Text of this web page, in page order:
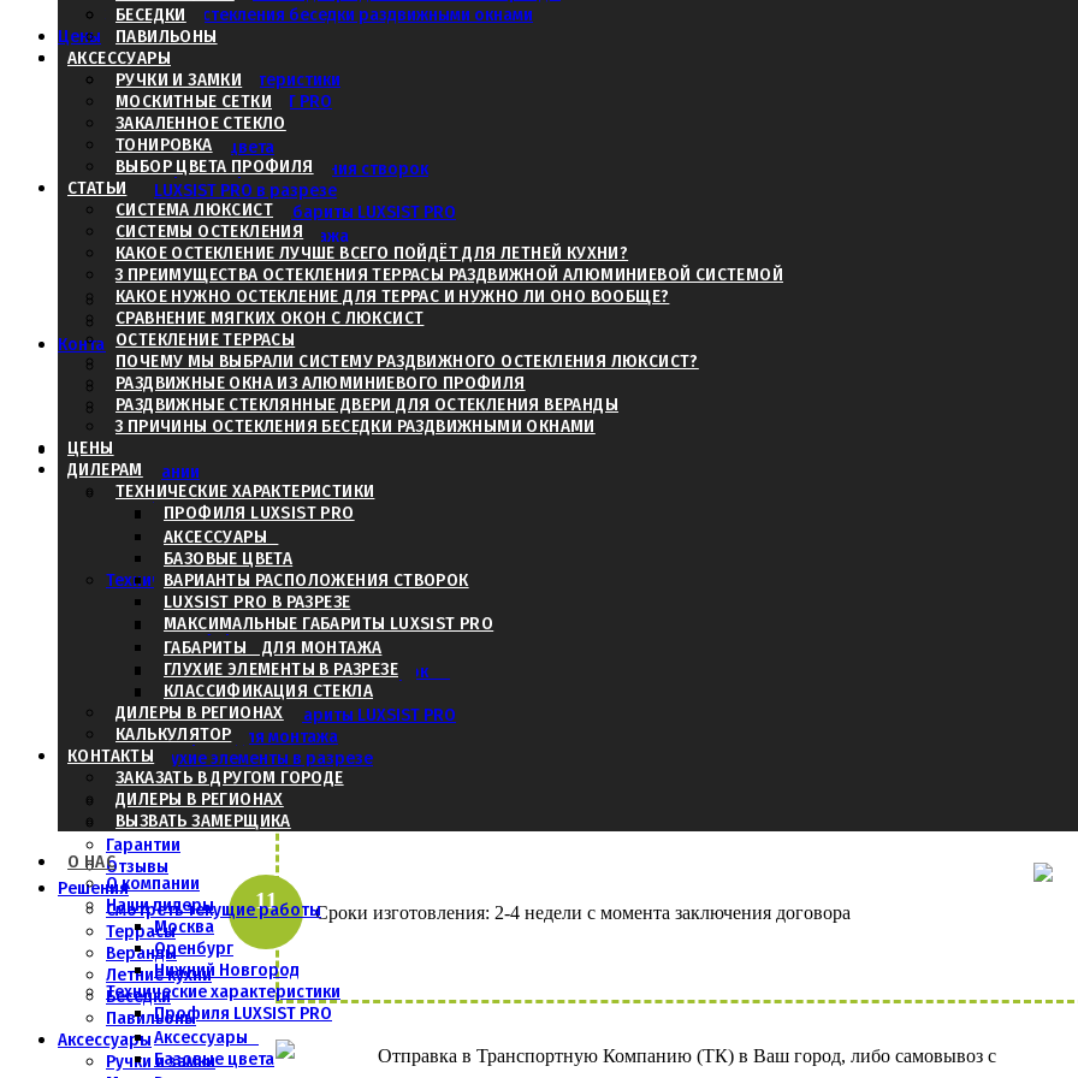
3 причины остекления беседки раздвижными окнами
Цены
Дилерам
Технические характеристики
Профиля LUXSIST PRO
Аксессуары
Базовые цвета
Варианты расположения створок
LUXSIST PRO в разрезе
Максимальные габариты LUXSIST PRO
Габариты для монтажа
Глухие элементы в разрезе
Классификация стекла
Дилеры в регионах
Калькулятор
Контакты
Заказать в другом городе
Дилеры в регионах
Вызвать замерщика
О нас
О компании
Наши дилеры
Москва
Оренбург
Нижний Новгород
Технические характеристики
Профиля LUXSIST PRO
Аксессуары
Базовые цвета
Варианты расположения створок
LUXSIST PRO в разрезе
Максимальные габариты LUXSIST PRO
Габариты для монтажа
Глухие элементы в разрезе
Классификация стекла
Этапы работы
Безопасность
Гарантии
Отзывы
Решения
Смотреть текущие работы
Террасы
Веранды
Летние кухни
Беседки
Павильоны
Аксессуары
Ручки и замки
БЕСЕДКИ
ПАВИЛЬОНЫ
АКСЕССУАРЫ
РУЧКИ И ЗАМКИ
МОСКИТНЫЕ СЕТКИ
ЗАКАЛЕННОЕ СТЕКЛО
ТОНИРОВКА
ВЫБОР ЦВЕТА ПРОФИЛЯ
СТАТЬИ
СИСТЕМА ЛЮКСИСТ
СИСТЕМЫ ОСТЕКЛЕНИЯ
КАКОЕ ОСТЕКЛЕНИЕ ЛУЧШЕ ВСЕГО ПОЙДЁТ ДЛЯ ЛЕТНЕЙ КУХНИ?
3 ПРЕИМУЩЕСТВА ОСТЕКЛЕНИЯ ТЕРРАСЫ РАЗДВИЖНОЙ АЛЮМИНИЕВОЙ СИСТЕМОЙ
КАКОЕ НУЖНО ОСТЕКЛЕНИЕ ДЛЯ ТЕРРАС И НУЖНО ЛИ ОНО ВООБЩЕ?
СРАВНЕНИЕ МЯГКИХ ОКОН С ЛЮКСИСТ
ОСТЕКЛЕНИЕ ТЕРРАСЫ
ПОЧЕМУ МЫ ВЫБРАЛИ СИСТЕМУ РАЗДВИЖНОГО ОСТЕКЛЕНИЯ ЛЮКСИСТ?
РАЗДВИЖНЫЕ ОКНА ИЗ АЛЮМИНИЕВОГО ПРОФИЛЯ
РАЗДВИЖНЫЕ СТЕКЛЯННЫЕ ДВЕРИ ДЛЯ ОСТЕКЛЕНИЯ ВЕРАНДЫ
3 ПРИЧИНЫ ОСТЕКЛЕНИЯ БЕСЕДКИ РАЗДВИЖНЫМИ ОКНАМИ
ЦЕНЫ
ДИЛЕРАМ
ТЕХНИЧЕСКИЕ ХАРАКТЕРИСТИКИ
ПРОФИЛЯ LUXSIST PRO
АКСЕССУАРЫ
БАЗОВЫЕ ЦВЕТА
ВАРИАНТЫ РАСПОЛОЖЕНИЯ СТВОРОК
LUXSIST PRO В РАЗРЕЗЕ
МАКСИМАЛЬНЫЕ ГАБАРИТЫ LUXSIST PRO
ГАБАРИТЫ ДЛЯ МОНТАЖА
ГЛУХИЕ ЭЛЕМЕНТЫ В РАЗРЕЗЕ
КЛАССИФИКАЦИЯ СТЕКЛА
ДИЛЕРЫ В РЕГИОНАХ
КАЛЬКУЛЯТОР
КОНТАКТЫ
ЗАКАЗАТЬ В ДРУГОМ ГОРОДЕ
ДИЛЕРЫ В РЕГИОНАХ
ВЫЗВАТЬ ЗАМЕРЩИКА
О НАС
О компании
Наши дилеры
Москва
Оренбург
Нижний Новгород
Технические характеристики
Профиля LUXSIST PRO
Аксессуары
Базовые цвета
Согласовать чертежи и проект Вашей будущей террасы
Определиться с доставкой:
- Через Транспортную Компанию (ТК)
- Самовывоз из Москвы
Получить консультацию и заполнить замерный лист
Произвести предоплату от 50 до 80%
Сроки изготовления: 2-4 недели с момента заключения договора
Отправка в Транспортную Компанию (ТК) в Ваш город, либо самовывоз с